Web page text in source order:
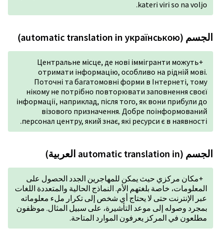
Центральне місце, де
отримати
Поточні та
нікому не потрібно
інформації, наприклад,
візового
персонал центру, який
الجدد الحصول على
الحالية والمتعددة اللغات
شخص إلى تكرار ملء معلوماته
على سبيل المثال. موظفون
المتاحة.